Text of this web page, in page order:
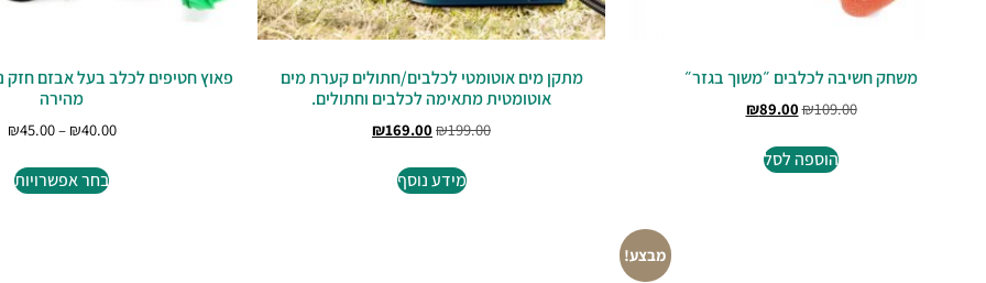
משחק חשיבה לכלבים ״משוך בגזר״
₪109.00
₪89.00
הוספה לסל
מתקן מים אוטומטי לכלבים/חתולים קערת מים
אוטומטית מתאימה לכלבים וחתולים.
₪199.00
₪169.00
מידע נוסף
פאוץ חטיפים לכלב בעל אבזם חזק
מהירה
₪40.00
–
₪45.00
בחר אפשרויות
מבצע!